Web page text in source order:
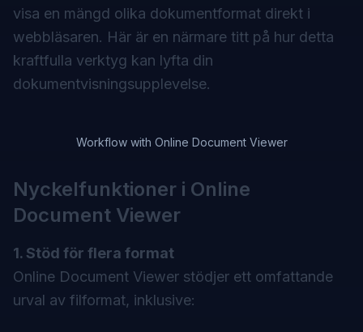
visa en mängd olika dokumentformat direkt i
webbläsaren. Här är en närmare titt på hur detta
kraftfulla verktyg kan lyfta din
dokumentvisningsupplevelse.
Workflow with Online Document Viewer
Nyckelfunktioner i Online
Document Viewer
1. Stöd för flera format
Online Document Viewer stödjer ett omfattande
urval av filformat, inklusive: